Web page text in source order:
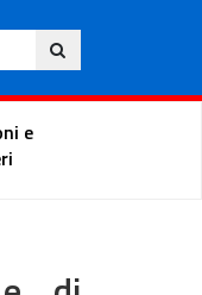
Ita
e